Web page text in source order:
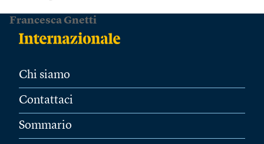
Francesca Gnetti
Chi siamo
Contattaci
Sommario